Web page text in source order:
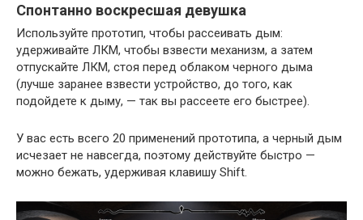
Спонтанно воскресшая девушка
Используйте прототип, чтобы рассеивать дым:
удерживайте ЛКМ, чтобы взвести механизм, а затем
отпускайте ЛКМ, стоя перед облаком черного дыма
(лучше заранее взвести устройство, до того, как
подойдете к дыму, — так вы рассеете его быстрее).
У вас есть всего 20 применений прототипа, а черный дым
исчезает не навсегда, поэтому действуйте быстро —
можно бежать, удерживая клавишу Shift.